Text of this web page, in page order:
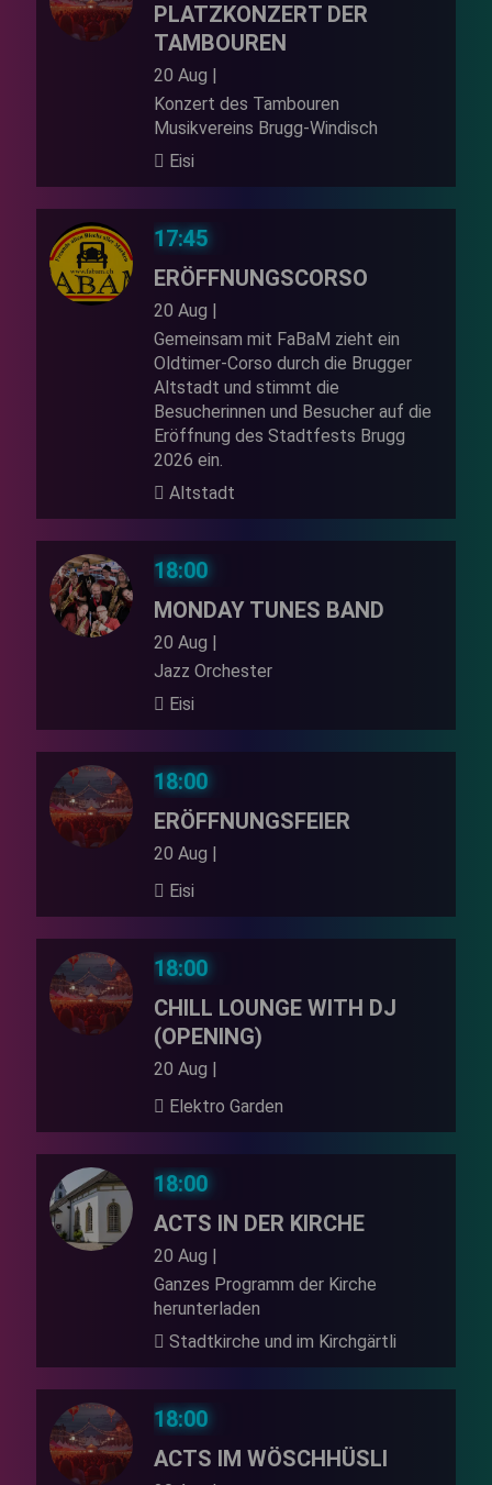
PLATZKONZERT DER
TAMBOUREN
20 Aug |
Konzert des Tambouren
Musikvereins Brugg-Windisch
Eisi
17:45
ERÖFFNUNGSCORSO
20 Aug |
Gemeinsam mit FaBaM zieht ein
Oldtimer-Corso durch die Brugger
Altstadt und stimmt die
Besucherinnen und Besucher auf die
Eröffnung des Stadtfests Brugg
2026 ein.
Altstadt
18:00
MONDAY TUNES BAND
20 Aug |
Jazz Orchester
Eisi
18:00
ERÖFFNUNGSFEIER
20 Aug |
Eisi
18:00
CHILL LOUNGE WITH DJ
(OPENING)
20 Aug |
Elektro Garden
18:00
ACTS IN DER KIRCHE
20 Aug |
Ganzes Programm der Kirche
herunterladen
Stadtkirche und im Kirchgärtli
18:00
ACTS IM WÖSCHHÜSLI